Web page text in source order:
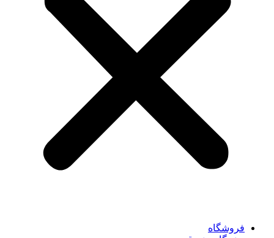
فروشگاه